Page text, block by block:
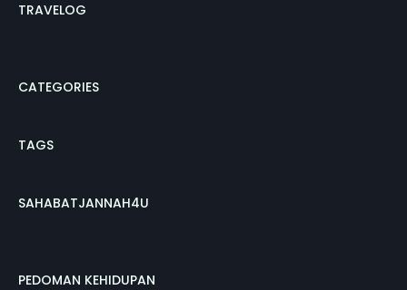
TRAVELOG
CATEGORIES
TAGS
SAHABATJANNAH4U
PEDOMAN KEHIDUPAN